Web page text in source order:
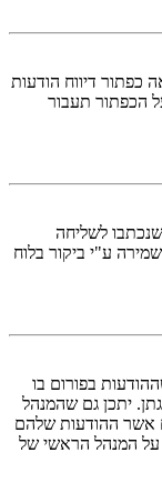
דיווח הודעות
הכפתור תעבור
לשליחה
ע"י ביקור בלוח
בפורום בו
יתכן גם שהמנהל
אשר ההודעות שלהם
על המנהל הראשי של